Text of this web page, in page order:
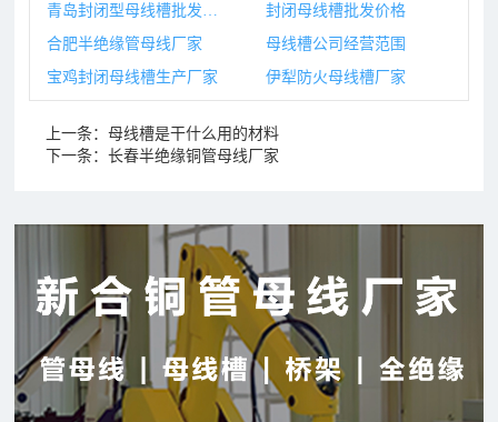
封闭母线槽批发价格
合肥半绝缘管母线厂家
母线槽公司经营范围
宝鸡封闭母线槽生产厂家
伊犁防火母线槽厂家
上一条：母线槽是干什么用的材料
下一条：长春半绝缘铜管母线厂家